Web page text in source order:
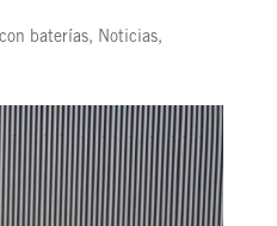
baterías, Noticias,